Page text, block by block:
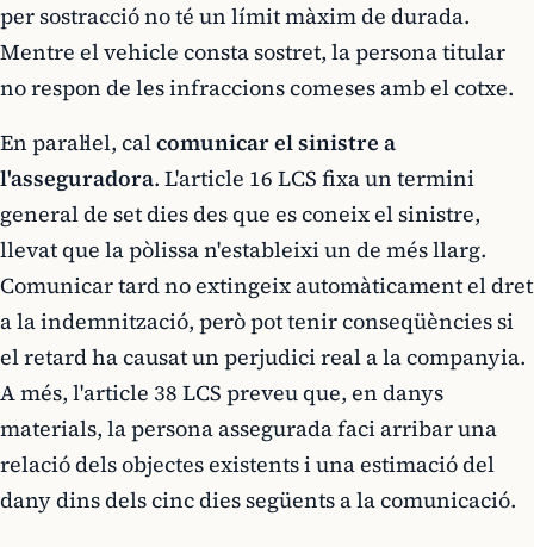
per sostracció no té un límit màxim de durada.
Mentre el vehicle consta sostret, la persona titular
no respon de les infraccions comeses amb el cotxe.
En paral·lel, calcomunicar el sinistre a
l'asseguradora. L'article 16 LCS fixa un termini
general de set dies des que es coneix el sinistre,
llevat que la pòlissa n'estableixi un de més llarg.
Comunicar tard no extingeix automàticament el dret
a la indemnització, però pot tenir conseqüències si
el retard ha causat un perjudici real a la companyia.
A més, l'article 38 LCS preveu que, en danys
materials, la persona assegurada faci arribar una
relació dels objectes existents i una estimació del
dany dins dels cinc dies següents a la comunicació.